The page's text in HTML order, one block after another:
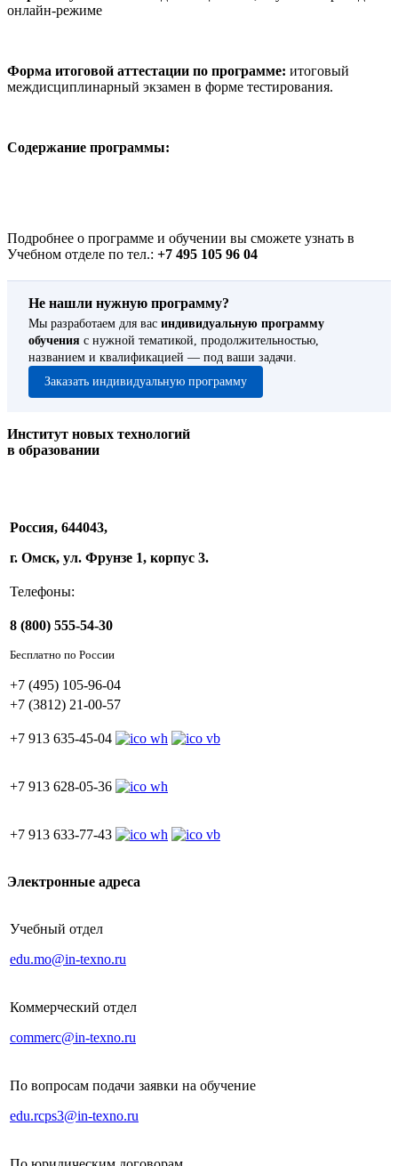
онлайн-режиме
Форма итоговой аттестации по программе: итоговый
междисциплинарный экзамен в форме тестирования.
Содержание программы:
Подробнее о программе и обучении вы сможете узнать в
Учебном отделе по тел.: +7 495 105 96 04
Не нашли нужную программу?
Мы разработаем для вас индивидуальную программу
обучения с нужной тематикой, продолжительностью,
названием и квалификацией — под ваши задачи.
Заказать индивидуальную программу
Институт новых технологий
в образовании
Россия, 644043,
г. Омск, ул. Фрунзе 1, корпус 3.
Телефоны:
8 (800) 555-54-30
Бесплатно по России
+7 (495) 105-96-04
+7 (3812) 21-00-57
+7 913 635-45-04
+7 913 628-05-36
+7 913 633-77-43
Электронные адреса
Учебный отдел
edu.mo@in-texno.ru
Коммерческий отдел
commerc@in-texno.ru
По вопросам подачи заявки на обучение
edu.rcps3@in-texno.ru